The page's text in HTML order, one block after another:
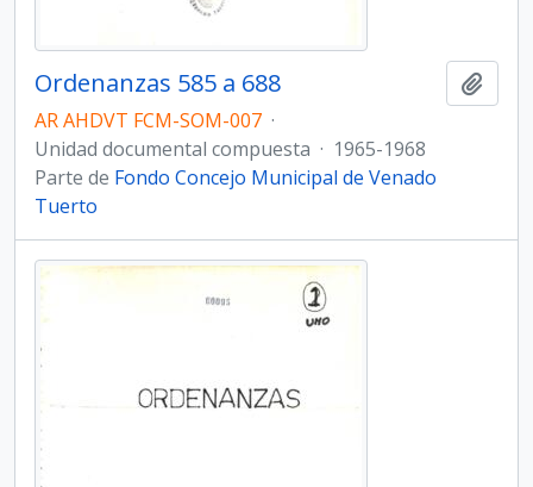
Ordenanzas 585 a 688
AR AHDVT FCM-SOM-007 ·
Unidad documental compuesta · 1965-1968
Parte de Fondo Concejo Municipal de Venado
Tuerto